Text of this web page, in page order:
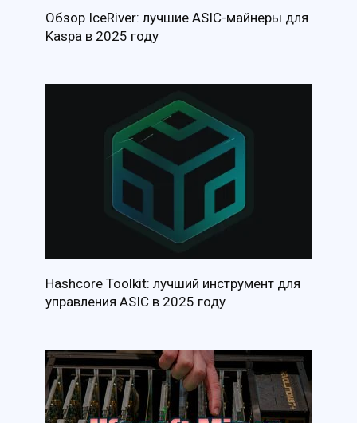
Обзор IceRiver: лучшие ASIC-майнеры для
Kaspa в 2025 году
Hashcore Toolkit: лучший инструмент для
управления ASIC в 2025 году